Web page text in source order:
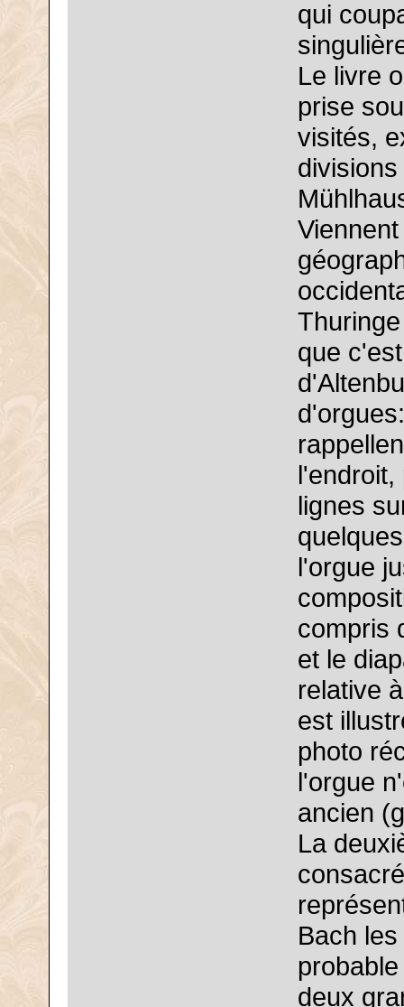
qui
Le livre
prise
visités,
que
l'endroit,
lignes
l'orgue
compris
et le
relative
est
photo
l'orgue
ancien
La
Bach
deux